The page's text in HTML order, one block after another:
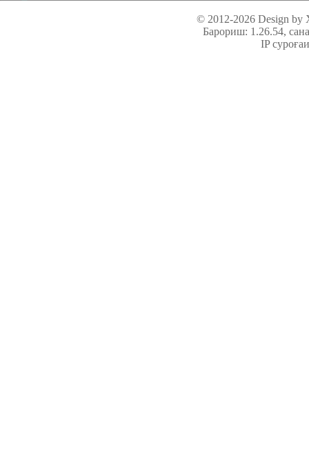
© 2012-2026 Design
Барориш: 1.26.54,
IP